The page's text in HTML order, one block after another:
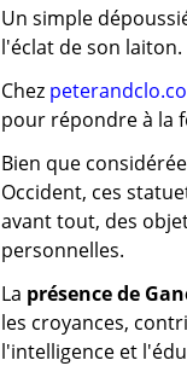
Un simple
l'éclat de son laiton.
Chez
pour répondre à la
Bien que
Occident, ces
avant tout, des
personnelles.
La présence de
les croyances,
l'intelligence et